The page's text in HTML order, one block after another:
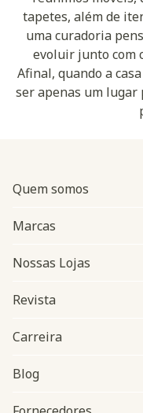
tapetes, além de
uma curadoria
evoluir junto com
Afinal, quando a
ser apenas um lugar
Navegação do rodapé
Quem somos
Marcas
Nossas Lojas
Revista
Carreira
Blog